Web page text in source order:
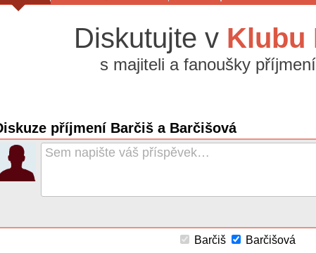
Diskutujte v Klubu
s majiteli a fanoušky
příjmení Barčiš a Barčišová
Barčiš Barčišová